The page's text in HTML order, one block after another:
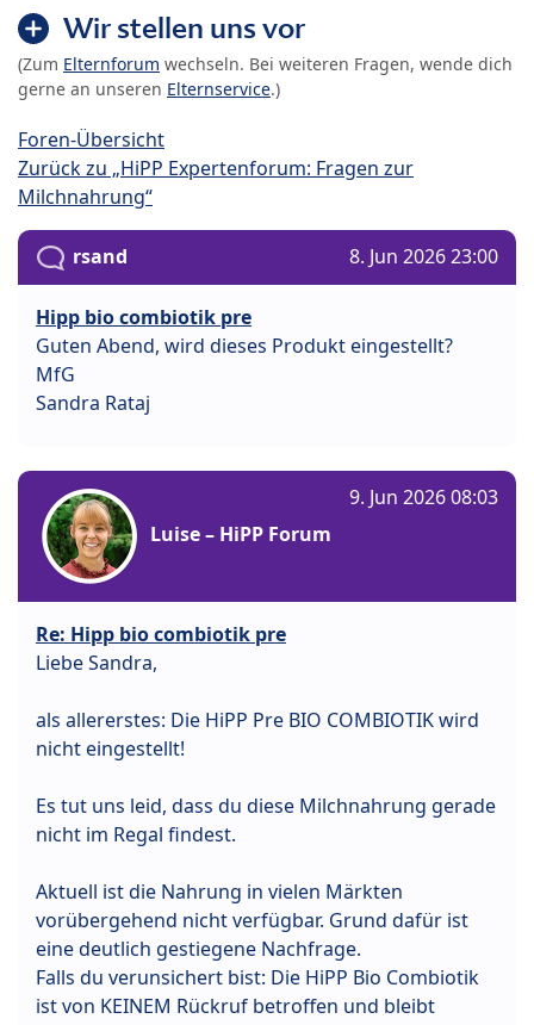
Wir stellen uns vor
(Zum Elternforum wechseln. Bei weiteren Fragen, wende dich
gerne an unseren Elternservice.)
Foren-Übersicht
Zurück zu „HiPP Expertenforum: Fragen zur
Milchnahrung“
rsand 8. Jun 2026 23:00
Hipp bio combiotik pre
Guten Abend, wird dieses Produkt eingestellt?
MfG
Sandra Rataj
Luise – HiPP Forum
9. Jun 2026 08:03
Re: Hipp bio combiotik pre
Liebe Sandra,
als allererstes: Die HiPP Pre BIO COMBIOTIK wird
nicht eingestellt!
Es tut uns leid, dass du diese Milchnahrung gerade
nicht im Regal findest.
Aktuell ist die Nahrung in vielen Märkten
vorübergehend nicht verfügbar. Grund dafür ist
eine deutlich gestiegene Nachfrage.
Falls du verunsichert bist: Die HiPP Bio Combiotik
ist von KEINEM Rückruf betroffen und bleibt